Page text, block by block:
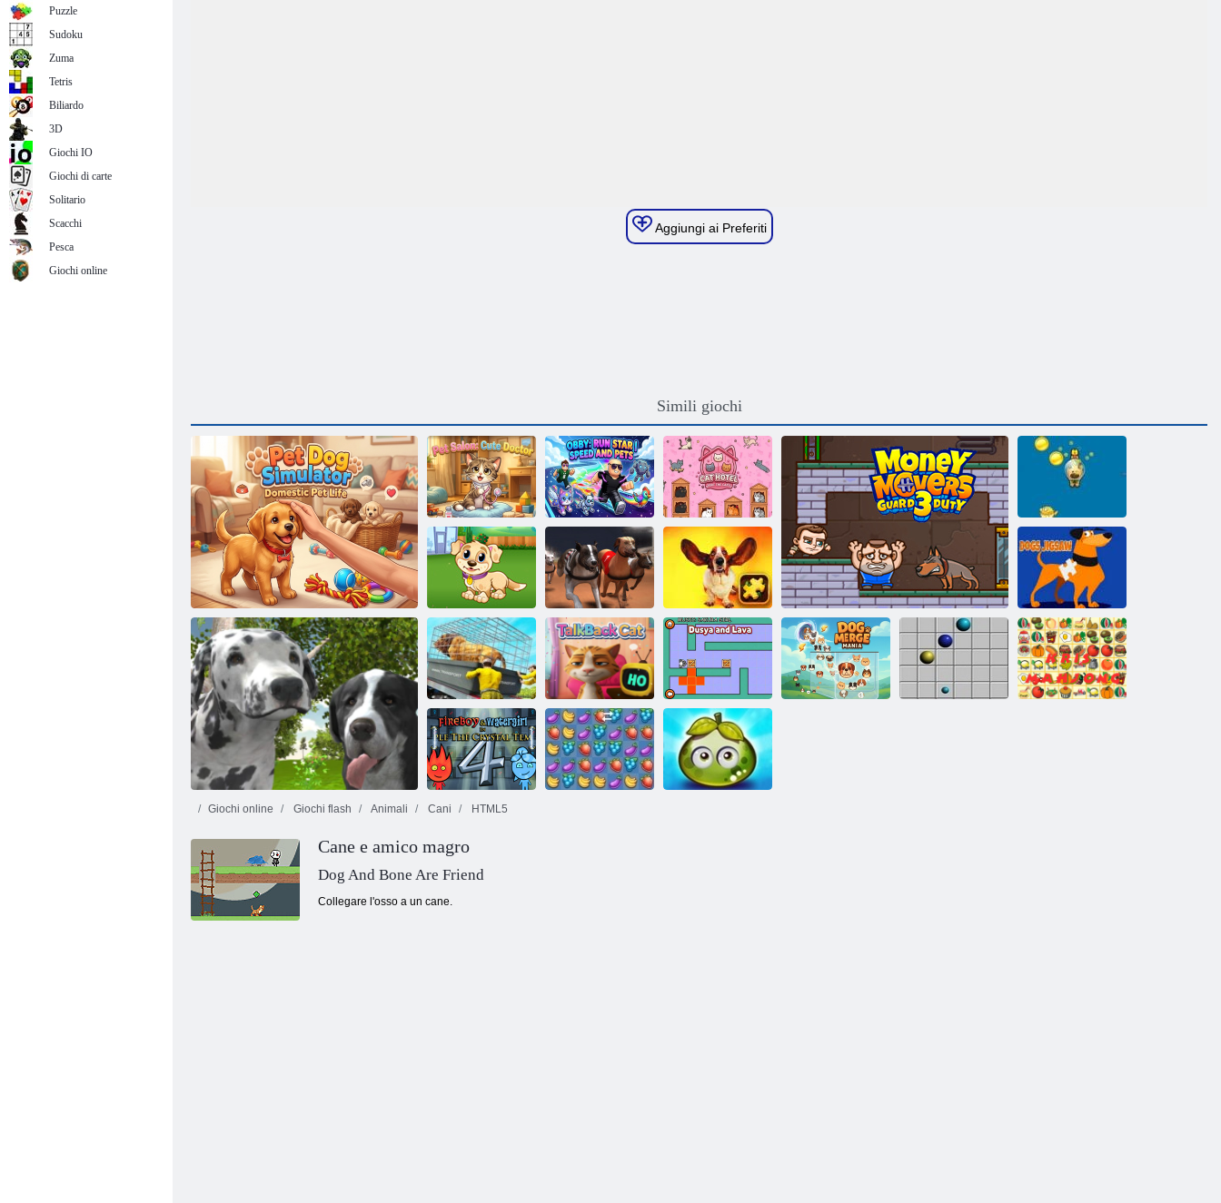
Aggiungi ai Preferiti
Simili giochi
Simulatore di cani da compagnia
Salone per
animali: dottore
carino
Obby: Run Star |
Velocità e
animali
domestici
Cat Hotel -
Ordina i gatti!
Immersione da
cagnolino
My Puppy
Gioca Giorno
Levrieri
Puzzle di cani
divertenti
Cani Jigsaw
Trasporto di
animali da
fattoria
Gatto TalkBack Dusya e Lava
Tempio di
Cristallo
Giochi online Giochi flash Animali Cani HTML5
Cane e amico magro
Dog And Bone Are Friend
Collegare l'osso a un cane.
Puzzle
Sudoku
Zuma
Tetris
Biliardo
3D
Giochi IO
Giochi di carte
Solitario
Scacchi
Pesca
Giochi online